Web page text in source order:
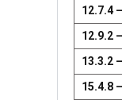
12.7.4
12.9.2
13.3.2
15.4.8